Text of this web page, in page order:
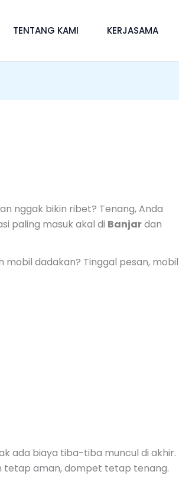
TENTANG KAMI KERJASAMA
nggak bikin ribet? Tenang, Anda
paling masuk akal di Banjardan
dadakan? Tinggal pesan, mobil
ada biaya tiba-tiba muncul di akhir.
tetap aman, dompet tetap tenang.